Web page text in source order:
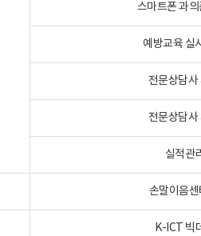
스마트폰 과
예방교육 실
전문상담사
전문상담사
실적관
손말이음센
K-ICT 빅